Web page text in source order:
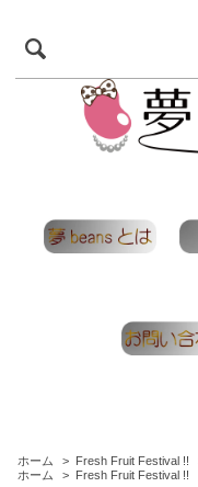
ホーム > Fresh Fruit Festival !!
ホーム
> Fresh Fruit Festival !!